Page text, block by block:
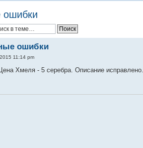
ошибки
ошибки
11:14 pm
Хмеля - 5 серебра. Описание исправлено.